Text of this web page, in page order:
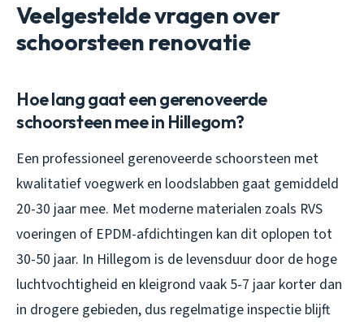
Veelgestelde vragen over
schoorsteen renovatie
Hoe lang gaat een gerenoveerde
schoorsteen mee in Hillegom?
Een professioneel gerenoveerde schoorsteen met
kwalitatief voegwerk en loodslabben gaat gemiddeld
20-30 jaar mee. Met moderne materialen zoals RVS
voeringen of EPDM-afdichtingen kan dit oplopen tot
30-50 jaar. In Hillegom is de levensduur door de hoge
luchtvochtigheid en kleigrond vaak 5-7 jaar korter dan
in drogere gebieden, dus regelmatige inspectie blijft